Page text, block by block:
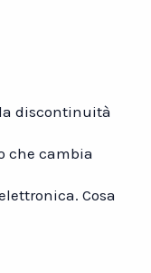
la discontinuità
che cambia
Cosa